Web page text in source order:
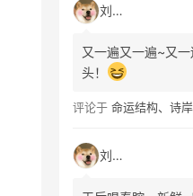
刘看山
又一遍又一遍~又
头！
评论于 命运结构、诗岸《夏日尽
刘看山